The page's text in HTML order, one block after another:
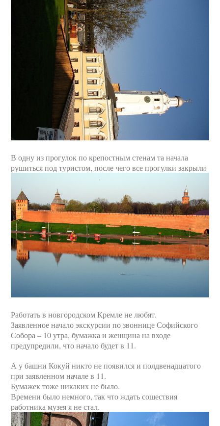
В одну из прогулок по крепостным стенам та начала
рушиться под туристом, после чего все прогулки закрыли
Работать в новгородском Кремле не любят.
Заявленное начало экскурсии по звоннице Софийского
Собора – 10 утра, бумажка и женщина на входе
предупредили, что начало будет в 11.
А у башни Кокуй никто не появился и полдвенадцатого
при заявленном начале в 11.
Бумажек тоже никаких не было.
Времени было немного, так что ждать сошествия
работника музея я не стал.